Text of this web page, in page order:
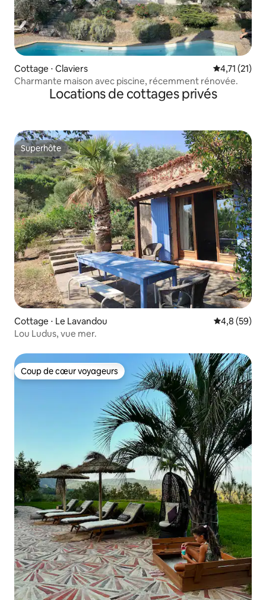
Cottage ⋅ Claviers Évaluation
4,71 (21)
Charmante maison avec piscine, récemment rénovée.
Locations de cottages privés
Superhôte
Superhôte
Cottage ⋅ Le Lavandou Évaluation
4,8 (59)
Lou Ludus, vue mer.
Coup de cœur voyageurs
Coup de cœur voyageurs